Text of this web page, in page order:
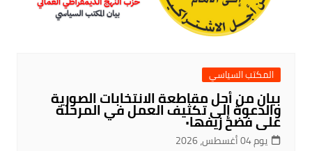
المكتب السياسي
بيان من أجل مقاطعة الانتخابات الصورية
والدعوة إلى تكثيف العمل في المرحلة
على فضح زيفها٠
يوم 04 أغسطس، 2026